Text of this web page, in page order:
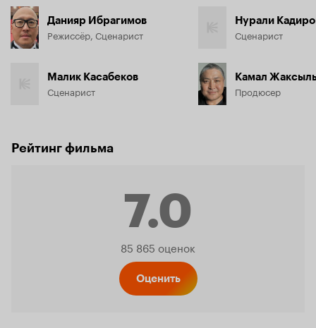
Данияр Ибрагимов
Режиссёр, Сценарист
Малик Касабеков
Сценарист
Нурали
Сценарист
Камал
Продюсер
Рейтинг фильма
7.0
Рейтинг
85 865 оценок
Оценить